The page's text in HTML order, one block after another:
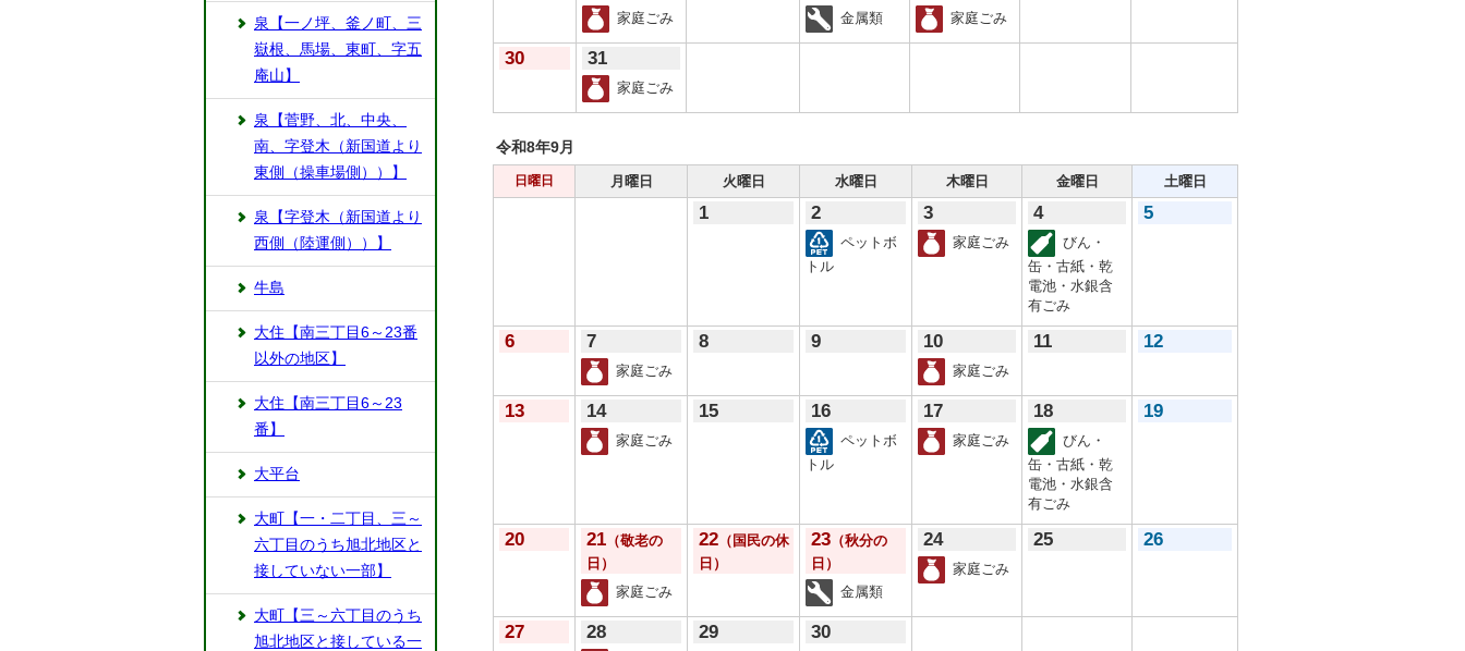
家庭ごみ 金属類 家庭ごみ
30 31
家庭ごみ
令和8年9月
日曜日 月曜日 火曜日 水曜日 木曜日 金曜日 土曜日
1 2
ペットボ
トル
3
家庭ごみ
4
びん・
缶・古紙・乾
電池・水銀含
有ごみ
5
6 7
家庭ごみ
8 9 10
家庭ごみ
11 12
13 14
家庭ごみ
15 16
ペットボ
トル
17
家庭ごみ
18
びん・
缶・古紙・乾
電池・水銀含
有ごみ
19
20 21 （敬老の
日）
家庭ごみ
22 （国民の休
日）
23 （秋分の
日）
金属類
24
家庭ごみ
25 26
27 28 29 30
泉【一ノ坪、釜ノ町、三
嶽根、馬場、東町、字五
庵山】
泉【菅野、北、中央、
南、字登木（新国道より
東側（操車場側））】
泉【字登木（新国道より
西側（陸運側））】
牛島
大住【南三丁目6～23番
以外の地区】
大住【南三丁目6～23
番】
大平台
大町【一・二丁目、三～
六丁目のうち旭北地区と
接していない一部】
大町【三～六丁目のうち
旭北地区と接している一